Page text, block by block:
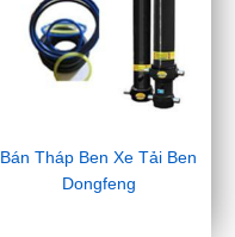
Bán Tháp Ben Xe Tải Ben
Dongfeng